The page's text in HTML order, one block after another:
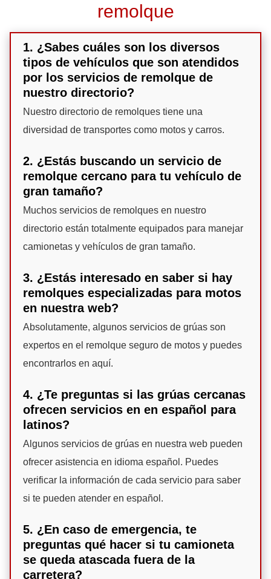
remolque
1. ¿Sabes cuáles son los diversos
tipos de vehículos que son atendidos
por los servicios de remolque de
nuestro directorio?
Nuestro directorio de remolques tiene una
diversidad de transportes como motos y carros.
2. ¿Estás buscando un servicio de
remolque cercano para tu vehículo de
gran tamaño?
Muchos servicios de remolques en nuestro
directorio están totalmente equipados para manejar
camionetas y vehículos de gran tamaño.
3. ¿Estás interesado en saber si hay
remolques especializadas para motos
en nuestra web?
Absolutamente, algunos servicios de grúas son
expertos en el remolque seguro de motos y puedes
encontrarlos en aquí.
4. ¿Te preguntas si las grúas cercanas
ofrecen servicios en en español para
latinos?
Algunos servicios de grúas en nuestra web pueden
ofrecer asistencia en idioma español. Puedes
verificar la información de cada servicio para saber
si te pueden atender en español.
5. ¿En caso de emergencia, te
preguntas qué hacer si tu camioneta
se queda atascada fuera de la
carretera?